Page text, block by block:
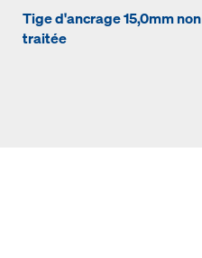
Tige d'ancrage 15,0mm non
traitée